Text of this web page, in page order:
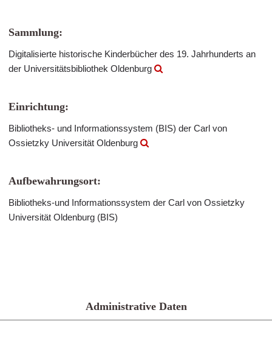
Sammlung:
Digitalisierte historische Kinderbücher des 19. Jahrhunderts an
der Universitätsbibliothek Oldenburg
Einrichtung:
Bibliotheks- und Informationssystem (BIS) der Carl von
Ossietzky Universität Oldenburg
Aufbewahrungsort:
Bibliotheks-und Informationssystem der Carl von Ossietzky
Universität Oldenburg (BIS)
Administrative Daten